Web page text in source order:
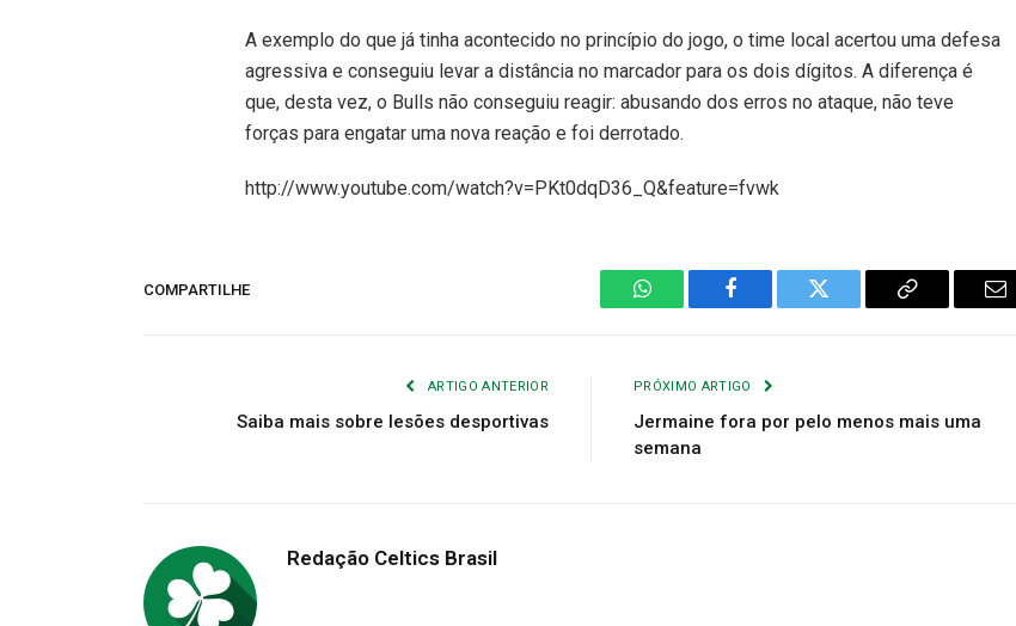
A exemplo do que já tinha acontecido no princípio do jogo, o time local acertou uma defesa
agressiva e conseguiu levar a distância no marcador para os dois dígitos. A diferença é
que, desta vez, o Bulls não conseguiu reagir: abusando dos erros no ataque, não teve
forças para engatar uma nova reação e foi derrotado.
http://www.youtube.com/watch?v=PKt0dqD36_Q&feature=fvwk
COMPARTILHE
WhatsAppFacebook Twitter
Copiar
E-
ARTIGO ANTERIOR
Saiba mais sobre lesões desportivas
PRÓXIMO ARTIGO
Jermaine fora por pelo menos mais uma
semana
Redação Celtics Brasil